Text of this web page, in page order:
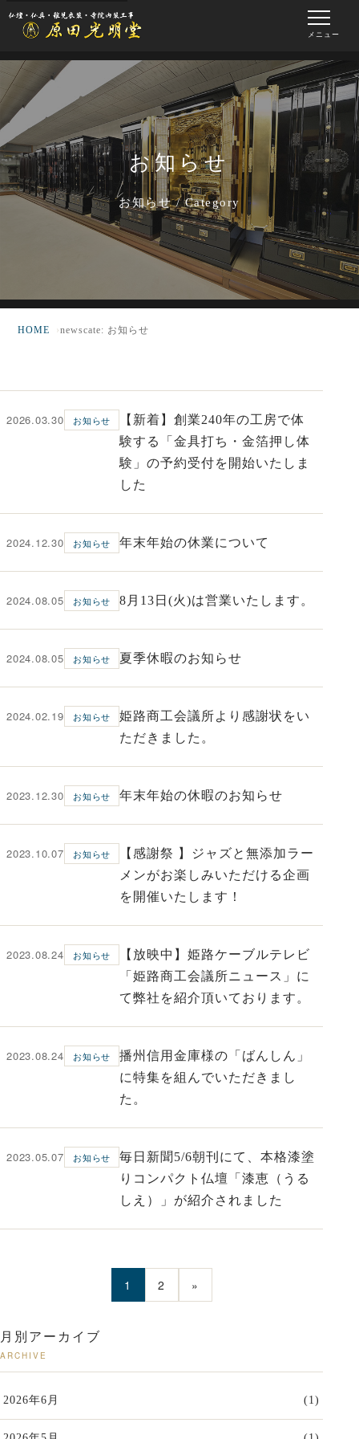
メニュー
お知らせ
お知らせ / Category
HOME newscate: お知らせ
2026.03.30 お知らせ
【新着】創業240年の工房で体
験する「金具打ち・金箔押し体
験」の予約受付を開始いたしま
した
2024.12.30 お知らせ 年末年始の休業について
2024.08.05 お知らせ 8月13日(火)は営業いたします。
2024.08.05 お知らせ 夏季休暇のお知らせ
2024.02.19 お知らせ
姫路商工会議所より感謝状をい
ただきました。
2023.12.30 お知らせ 年末年始の休暇のお知らせ
2023.10.07 お知らせ
【感謝祭 】ジャズと無添加ラー
メンがお楽しみいただける企画
を開催いたします！
2023.08.24 お知らせ
【放映中】姫路ケーブルテレビ
「姫路商工会議所ニュース」に
て弊社を紹介頂いております。
2023.08.24 お知らせ
播州信用金庫様の「ばんしん」
に特集を組んでいただきまし
た。
2023.05.07 お知らせ
毎日新聞5/6朝刊にて、本格漆塗
りコンパクト仏壇「漆恵（うる
しえ）」が紹介されました
1 2 »
月別アーカイブ
ARCHIVE
2026年6月 (1)